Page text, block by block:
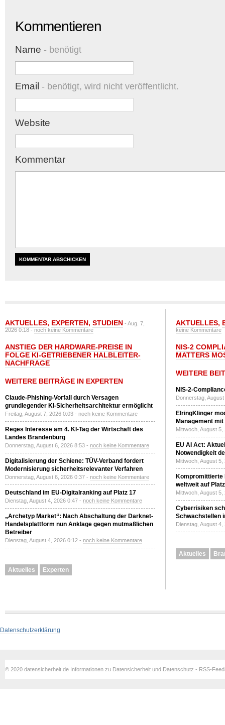
Kommentieren
Name - benötigt
Email - benötigt, wird nicht veröffentlicht.
Website
Kommentar
AKTUELLES, EXPERTEN, STUDIEN - Aug. 7,
2026 0:18 -noch keine Kommentare
ANSTIEG DER HARDWARE-PREISE IN
FOLGE KI-GETRIEBENER HALBLEITER-
NACHFRAGE
WEITERE BEITRÄGE IN EXPERTEN
Claude-Phishing-Vorfall durch Versagen
grundlegender KI-Sicherheitsarchitektur ermöglicht
Freitag, August 7, 2026 0:03 - noch keine Kommentare
Reges Interesse am 4. KI-Tag der Wirtschaft des
Landes Brandenburg
Donnerstag, August 6, 2026 8:53 - noch keine Kommentare
Digitalisierung der Schiene: TÜV-Verband fordert
Modernisierung sicherheitsrelevanter Verfahren
Donnerstag, August 6, 2026 0:37 - noch keine Kommentare
Deutschland im EU-Digitalranking auf Platz 17
Dienstag, August 4, 2026 0:47 - noch keine Kommentare
„Archetyp Market“: Nach Abschaltung der Darknet-
Handelsplattform nun Anklage gegen mutmaßlichen
Betreiber
Dienstag, August 4, 2026 0:12 - noch keine Kommentare
Aktuelles Experten
AKTUELLES,
keine Kommentare
NIS-2
MATTERS
WEITERE
NIS-2-
Donnerstag,
ElringKlinger
Management
Mittwoch, August
EU AI Act:
Notwendigkeit
Mittwoch, August
Kompromittierte
weltweit auf
Mittwoch, August
Cyberrisiken
Schwachstellen
Dienstag, August
Aktuelles
Datenschutzerklärung
© 2020 datensicherheit.de Informationen zu Datensicherheit und Datenschutz - RSS-